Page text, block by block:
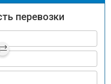
перевозки